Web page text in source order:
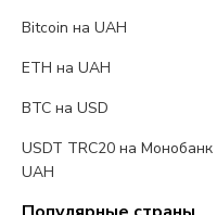
Bitcoin на UAH
ETH на UAH
BTC на USD
USDT TRC20 на Монобанк
UAH